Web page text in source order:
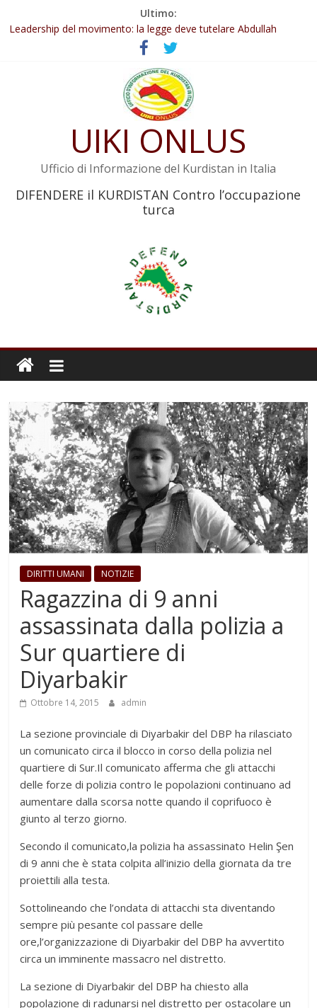
Ultimo:
Abdullah Öcalan: Le legge negativa deve essere trasformata in
legge positiva
Leadership del movimento: la legge deve tutelare Abdullah
Commissione donne del KNK: Şengal è di nuovo sotto minaccia
Non tenere conto della situazione di Rêber Apo ostacolerebbe
Il KNK chiede un’azione internazionale contro i crimini di guerra
UIKI ONLUS
Ufficio di Informazione del Kurdistan in Italia
DIFENDERE il KURDISTAN Contro l’occupazione
turca
DIRITTI UMANI NOTIZIE
Ragazzina di 9 anni
assassinata dalla polizia a
Sur quartiere di
Diyarbakir
Ottobre 14, 2015 admin
La sezione provinciale di Diyarbakir del DBP ha rilasciato
un comunicato circa il blocco in corso della polizia nel
quartiere di Sur.Il comunicato afferma che gli attacchi
delle forze di polizia contro le popolazioni continuano ad
aumentare dalla scorsa notte quando il coprifuoco è
giunto al terzo giorno.
Secondo il comunicato,la polizia ha assassinato Helin Şen
di 9 anni che è stata colpita all’inizio della giornata da tre
proiettili alla testa.
Sottolineando che l’ondata di attacchi sta diventando
sempre più pesante col passare delle
ore,l’organizzazione di Diyarbakir del DBP ha avvertito
circa un imminente massacro nel distretto.
La sezione di Diyarbakir del DBP ha chiesto alla
popolazione di radunarsi nel distretto per ostacolare un